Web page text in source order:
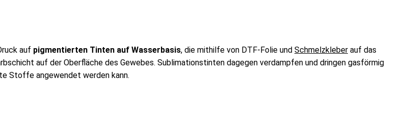
auf pigmentierten Tinten auf Wasserbasis, die mithilfe von DTF-Folie und Schmelzkleber auf das
auf der Oberfläche des Gewebes. Sublimationstinten dagegen verdampfen und dringen gasförmig
Stoffe angewendet werden kann.